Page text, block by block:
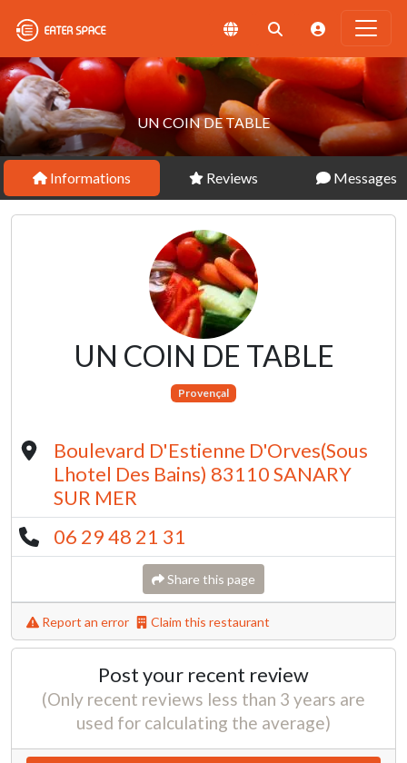
UN COIN DE TABLE
Informations Reviews Messages
UN COIN DE TABLE
Provençal
Boulevard D'Estienne D'Orves(Sous
Lhotel Des Bains) 83110 SANARY
SUR MER
06 29 48 21 31
Share this page
Report an error Claim this restaurant
Post your recent review
(Only recent reviews less than 3 years are
used for calculating the average)